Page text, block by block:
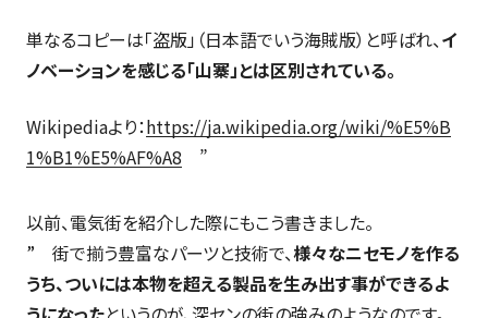
単なるコピーは「盗版」（日本語でいう海賊版）と呼ばれ、イ
ノベーションを感じる「山寨」とは区別されている。
Wikipediaより：https://ja.wikipedia.org/wiki/%E5%B
1%B1%E5%AF%A8
以前、電気街を紹介した際にもこう書きました。
街で揃う豊富なパーツと技術で、様々なニセモノを作る
うち、ついには本物を超える製品を生み出す事ができるよ